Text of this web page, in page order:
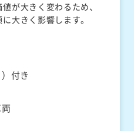
が大きく変わるため、
大きく影響します。
付き